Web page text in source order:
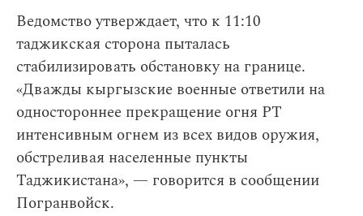
Ведомство утверждает, что к 11:10
таджикская сторона пыталась
стабилизировать обстановку на границе.
«Дважды кыргызские военные ответили на
одностороннее прекращение огня РТ
интенсивным огнем из всех видов оружия,
обстреливая населенные пункты
Таджикистана», — говорится в сообщении
Погранвойск.